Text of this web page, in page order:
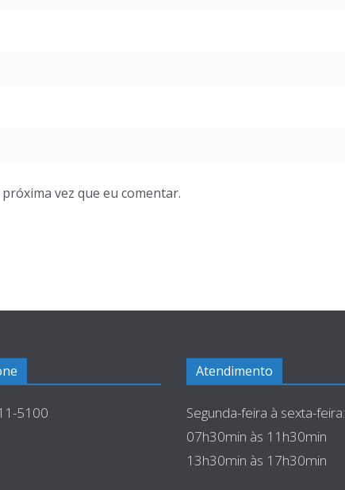
vez que eu comentar.
5100
Atendimento
Segunda-feira à sexta-feira:
07h30min às 11h30min
13h30min às 17h30min